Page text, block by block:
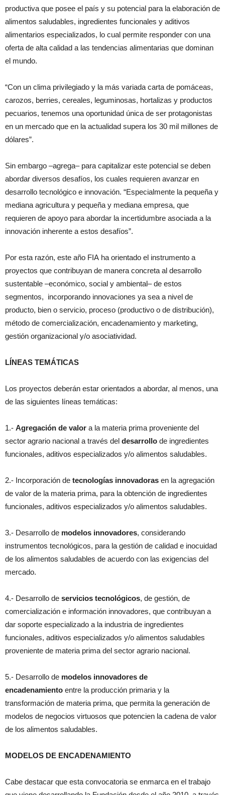
productiva que posee el país y su potencial para la elaboración de
alimentos saludables, ingredientes funcionales y aditivos
alimentarios especializados, lo cual permite responder con una
oferta de alta calidad a las tendencias alimentarias que dominan
el mundo.
“Con un clima privilegiado y la más variada carta de pomáceas,
carozos, berries, cereales, leguminosas, hortalizas y productos
pecuarios, tenemos una oportunidad única de ser protagonistas
en un mercado que en la actualidad supera los 30 mil millones de
dólares”.
Sin embargo –agrega– para capitalizar este potencial se deben
abordar diversos desafíos, los cuales requieren avanzar en
desarrollo tecnológico e innovación. “Especialmente la pequeña y
mediana agricultura y pequeña y mediana empresa, que
requieren de apoyo para abordar la incertidumbre asociada a la
innovación inherente a estos desafíos”.
Por esta razón, este año FIA ha orientado el instrumento a
proyectos que contribuyan de manera concreta al desarrollo
sustentable –económico, social y ambiental– de estos
segmentos, incorporando innovaciones ya sea a nivel de
producto, bien o servicio, proceso (productivo o de distribución),
método de comercialización, encadenamiento y marketing,
gestión organizacional y/o asociatividad.
LÍNEAS TEMÁTICAS
Los proyectos deberán estar orientados a abordar, al menos, una
de las siguientes líneas temáticas:
1.- Agregación de valor a la materia prima proveniente del
sector agrario nacional a través del desarrollo de ingredientes
funcionales, aditivos especializados y/o alimentos saludables.
2.- Incorporación de tecnologías innovadoras en la agregación
de valor de la materia prima, para la obtención de ingredientes
funcionales, aditivos especializados y/o alimentos saludables.
3.- Desarrollo de modelos innovadores, considerando
instrumentos tecnológicos, para la gestión de calidad e inocuidad
de los alimentos saludables de acuerdo con las exigencias del
mercado.
4.- Desarrollo de servicios tecnológicos, de gestión, de
comercialización e información innovadores, que contribuyan a
dar soporte especializado a la industria de ingredientes
funcionales, aditivos especializados y/o alimentos saludables
proveniente de materia prima del sector agrario nacional.
5.- Desarrollo de modelos innovadores de
encadenamiento entre la producción primaria y la
transformación de materia prima, que permita la generación de
modelos de negocios virtuosos que potencien la cadena de valor
de los alimentos saludables.
MODELOS DE ENCADENAMIENTO
Cabe destacar que esta convocatoria se enmarca en el trabajo